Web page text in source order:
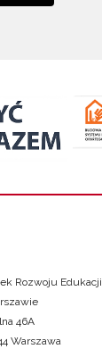
Rozwoju Edukacji
46A
Warszawa